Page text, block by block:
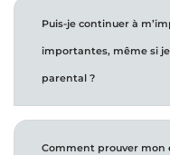
Puis-je continuer à
importantes, même si
parental ?
Comment prouver